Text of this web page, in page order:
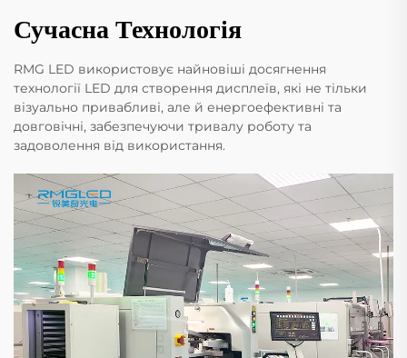
Сучасна Технологія
RMG LED використовує найновіші досягнення
технології LED для створення дисплеїв, які не тільки
візуально привабливі, але й енергоефективні та
довговічні, забезпечуючи тривалу роботу та
задоволення від використання.